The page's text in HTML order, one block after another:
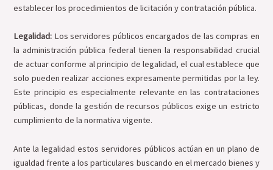
establecer los procedimientos de licitación y contratación pública.
Legalidad: Los servidores públicos encargados de las compras en
la administración pública federal tienen la responsabilidad crucial
de actuar conforme al principio de legalidad, el cual establece que
solo pueden realizar acciones expresamente permitidas por la ley.
Este principio es especialmente relevante en las contrataciones
públicas, donde la gestión de recursos públicos exige un estricto
cumplimiento de la normativa vigente.
Ante la legalidad estos servidores públicos actúan en un plano de
igualdad frente a los particulares buscando en el mercado bienes y